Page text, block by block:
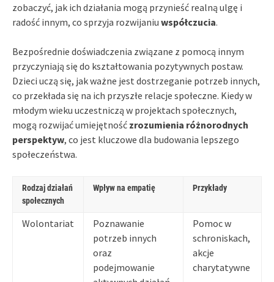
zobaczyć, jak ich działania mogą przynieść realną ulgę i
radość innym, co sprzyja rozwijaniu współczucia.
Bezpośrednie doświadczenia związane z pomocą innym
przyczyniają się do kształtowania pozytywnych postaw.
Dzieci uczą się, jak ważne jest dostrzeganie potrzeb innych,
co przekłada się na ich przyszłe relacje społeczne. Kiedy w
młodym wieku uczestniczą w projektach społecznych,
mogą rozwijać umiejętność zrozumienia różnorodnych
perspektyw, co jest kluczowe dla budowania lepszego
społeczeństwa.
Rodzaj działań
społecznych
Wpływ na empatię Przykłady
Wolontariat
Poznawanie
potrzeb innych
oraz
podejmowanie
Pomoc w
schroniskach,
akcje
charytatywne